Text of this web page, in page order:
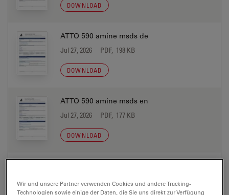
DOWNLOAD
ATTO 590 amine msds de
Jul 27, 2026 PDF, 198 KB
DOWNLOAD
ATTO 590 amine msds en
Jul 27, 2026 PDF, 177 KB
DOWNLOAD
Jul 27, 2026 PDF, 198 KB
Wir und unsere Partner verwenden Cookies und andere Tracking-
Technologien sowie einige der Daten, die Sie uns direkt zur Verfügung